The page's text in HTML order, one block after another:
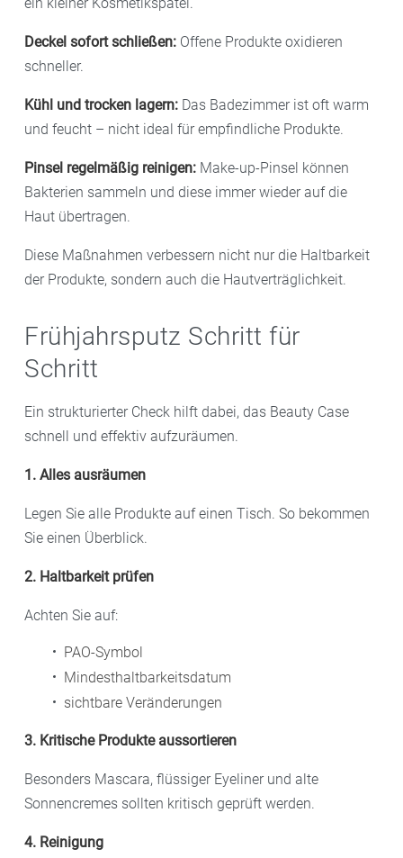
Deckel sofort schließen: Offene Produkte oxidieren
schneller.
Kühl und trocken lagern: Das Badezimmer ist oft warm
und feucht – nicht ideal für empfindliche Produkte.
Pinsel regelmäßig reinigen: Make-up-Pinsel können
Bakterien sammeln und diese immer wieder auf die
Haut übertragen.
Diese Maßnahmen verbessern nicht nur die Haltbarkeit
der Produkte, sondern auch die Hautverträglichkeit.
Frühjahrsputz Schritt für
Schritt
Ein strukturierter Check hilft dabei, das Beauty Case
schnell und effektiv aufzuräumen.
1. Alles ausräumen
Legen Sie alle Produkte auf einen Tisch. So bekommen
Sie einen Überblick.
2. Haltbarkeit prüfen
Achten Sie auf:
PAO-Symbol
Mindesthaltbarkeitsdatum
sichtbare Veränderungen
3. Kritische Produkte aussortieren
Besonders Mascara, flüssiger Eyeliner und alte
Sonnencremes sollten kritisch geprüft werden.
4. Reinigung